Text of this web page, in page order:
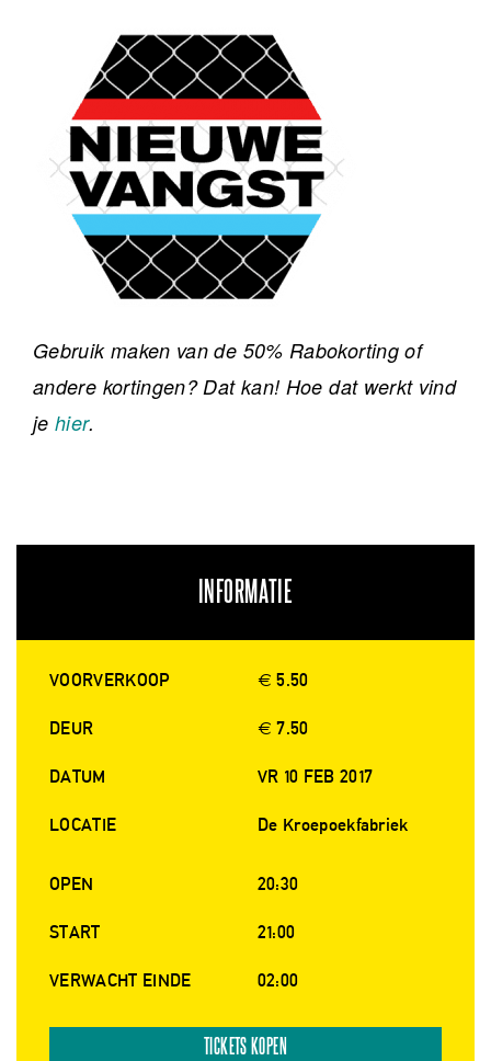
Gebruik maken van de 50% Rabokorting of
andere kortingen? Dat kan! Hoe dat werkt vind
jehier.
INFORMATIE
VOORVERKOOP € 5.50
DEUR € 7.50
DATUM VR 10 FEB 2017
LOCATIE De Kroepoekfabriek
OPEN 20:30
START 21:00
VERWACHT EINDE 02:00
TICKETS KOPEN